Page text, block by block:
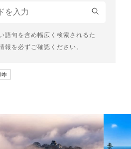
語句を含め幅広く検索されるた
報を必ずご確認ください。
咋